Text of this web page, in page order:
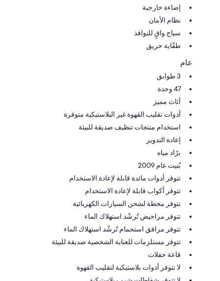
إضاءة خارجية
نظام الأمان
سياج واقٍ للنوافذ
طفّاية حريق
عام
3 طوابق
47 وحدة
أثاث مميز
أدوات تقليب القهوة غير البلاستيكية متوفرة
استخدام منتجات تنظيف صديقة للبيئة
إعادة التدوير
برّاد مياه
بُنيت عام 2009
تتوفر أدوات مائدة قابلة لإعادة الاستخدام
تتوفر أكواب قابلة لإعادة الاستخدام
تتوفر محطة لشحن السيارات الكهربائية
تتوفر مراحيض تُرشّد استهلاك الماء
تتوفر مرافق استحمام تُرشّد استهلاك الماء
تتوفر مستلزمات للعناية الشخصية صديقة للبيئة
قاعة حفلات
لا تتوفر أدوات بلاستيكية لتقليب القهوة